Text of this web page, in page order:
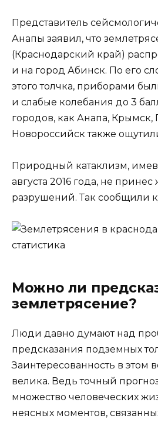
Представитель
Анапы заявил, что
(Краснодарский край)
и на город Абинск. По его
этого толчка, приборами
и слабые колебания до 3
городов, как Анапа, Крымск,
Новороссийск также
Природный катаклизм,
августа 2016 года, не принес
разрушений. Так сообщили
Можно ли
землетрясение?
Люди давно думают над
предсказания подземных
Заинтересованность в этом
велика. Ведь точный
множество человеческих
неясных моментов,